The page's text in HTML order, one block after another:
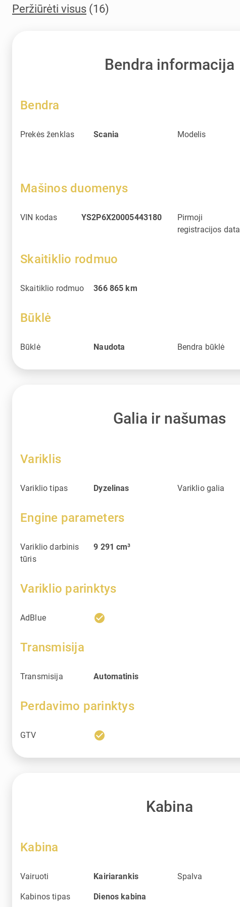
Peržiūrėti visus (16)
Bendra informacija
Bendra
Prekės ženklas Scania Modelis
Mašinos duomenys
VIN kodas YS2P6X20005443180
Pirmoji
registracijos data
Skaitiklio rodmuo
Skaitiklio rodmuo 366 865 km
Būklė
Būklė Naudota Bendra būklė
Galia ir našumas
Variklis
Variklio tipas Dyzelinas Variklio galia
Engine parameters
Variklio darbinis
tūris
9 291cm³
Variklio parinktys
AdBlue check_circle
Transmisija
Transmisija Automatinis
Perdavimo parinktys
GTV check_circle
Kabina
Kabina
Vairuoti Kairiarankis Spalva
Kabinos tipas Dienos kabina